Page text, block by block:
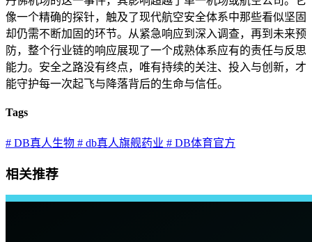
像一个精确的探针，触及了现代航空安全体系中那些看似坚固
却仍需不断加固的环节。从紧急响应到深入调查，再到未来预
防，整个行业链的响应展现了一个成熟体系应有的责任与反思
能力。安全之路没有终点，唯有持续的关注、投入与创新，才
能守护每一次起飞与降落背后的生命与信任。
Tags
# DB真人生物 # db真人旗舰药业 # DB体育官方
相关推荐